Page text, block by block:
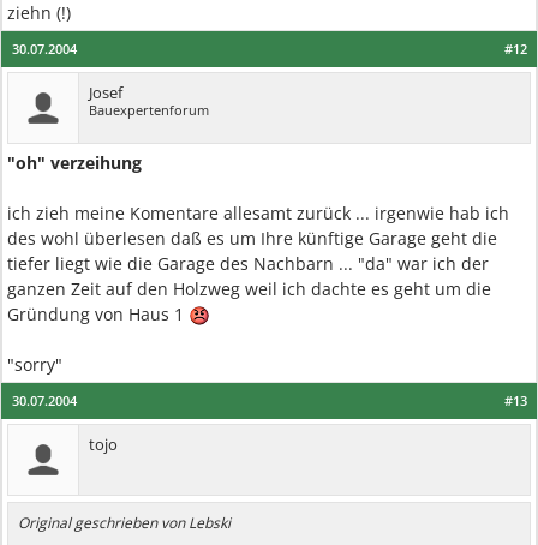
ziehn (!)
#12
30.07.2004
Josef
Bauexpertenforum
"oh" verzeihung
ich zieh meine Komentare allesamt zurück ... irgenwie hab ich
des wohl überlesen daß es um Ihre künftige Garage geht die
tiefer liegt wie die Garage des Nachbarn ... "da" war ich der
ganzen Zeit auf den Holzweg weil ich dachte es geht um die
Gründung von Haus 1
"sorry"
#13
30.07.2004
tojo
Original geschrieben von Lebski